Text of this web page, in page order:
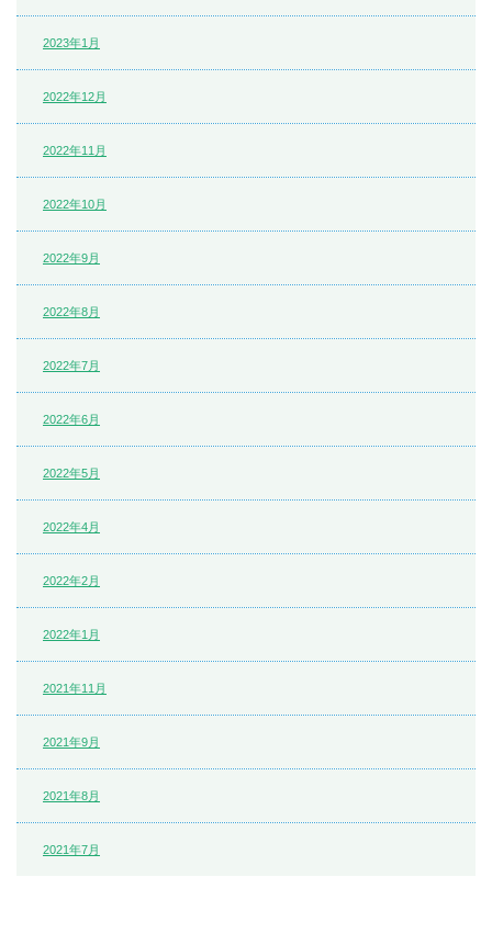
2023年1月
2022年12月
2022年11月
2022年10月
2022年9月
2022年8月
2022年7月
2022年6月
2022年5月
2022年4月
2022年2月
2022年1月
2021年11月
2021年9月
2021年8月
2021年7月